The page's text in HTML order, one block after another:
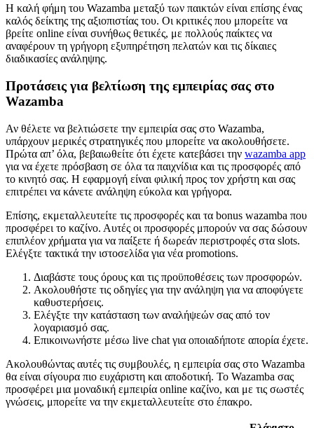
Η καλή φήμη του Wazamba μεταξύ των παικτών είναι επίσης ένας
καλός δείκτης της αξιοπιστίας του. Οι κριτικές που μπορείτε να
βρείτε online είναι συνήθως θετικές, με πολλούς παίκτες να
αναφέρουν τη γρήγορη εξυπηρέτηση πελατών και τις δίκαιες
διαδικασίες ανάληψης.
Προτάσεις για βελτίωση της εμπειρίας σας στο
Wazamba
Αν θέλετε να βελτιώσετε την εμπειρία σας στο Wazamba,
υπάρχουν μερικές στρατηγικές που μπορείτε να ακολουθήσετε.
Πρώτα απ’ όλα, βεβαιωθείτε ότι έχετε κατεβάσει την wazamba app
για να έχετε πρόσβαση σε όλα τα παιχνίδια και τις προσφορές από
το κινητό σας. Η εφαρμογή είναι φιλική προς τον χρήστη και σας
επιτρέπει να κάνετε ανάληψη εύκολα και γρήγορα.
Επίσης, εκμεταλλευτείτε τις προσφορές και τα bonus wazamba που
προσφέρει το καζίνο. Αυτές οι προσφορές μπορούν να σας δώσουν
επιπλέον χρήματα για να παίξετε ή δωρεάν περιστροφές στα slots.
Ελέγξτε τακτικά την ιστοσελίδα για νέα promotions.
Διαβάστε τους όρους και τις προϋποθέσεις των προσφορών.
Ακολουθήστε τις οδηγίες για την ανάληψη για να αποφύγετε
καθυστερήσεις.
Ελέγξτε την κατάσταση των αναλήψεών σας από τον
λογαριασμό σας.
Επικοινωνήστε μέσω live chat για οποιαδήποτε απορία έχετε.
Ακολουθώντας αυτές τις συμβουλές, η εμπειρία σας στο Wazamba
θα είναι σίγουρα πιο ευχάριστη και αποδοτική. Το Wazamba σας
προσφέρει μια μοναδική εμπειρία online καζίνο, και με τις σωστές
γνώσεις, μπορείτε να την εκμεταλλευτείτε στο έπακρο.